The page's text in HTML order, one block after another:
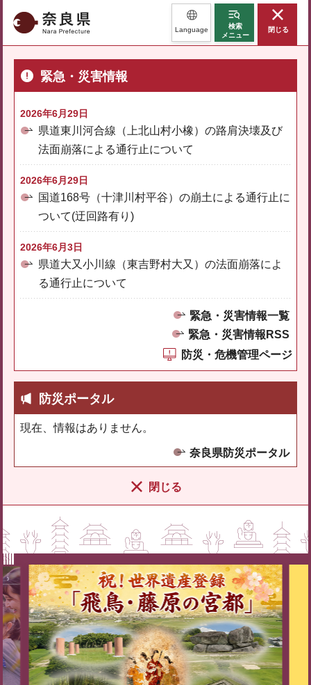
奈良県 Language
検索
メニュー
閉じる
緊急・災害情報
2026年6月29日
県道東川河合線（上北山村小橡）の路肩決壊及び
法面崩落による通行止について
2026年6月29日
国道168号（十津川村平谷）の崩土による通行止に
ついて(迂回路有り)
2026年6月3日
県道大又小川線（東吉野村大又）の法面崩落によ
る通行止について
緊急・災害情報一覧
緊急・災害情報RSS
防災・危機管理ページ
防災ポータル
現在、情報はありません。
奈良県防災ポータル
閉じる